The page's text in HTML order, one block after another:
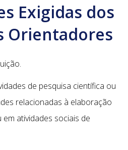
Exigidas dos
Orientadores
de pesquisa científica ou
relacionadas à elaboração
atividades sociais de